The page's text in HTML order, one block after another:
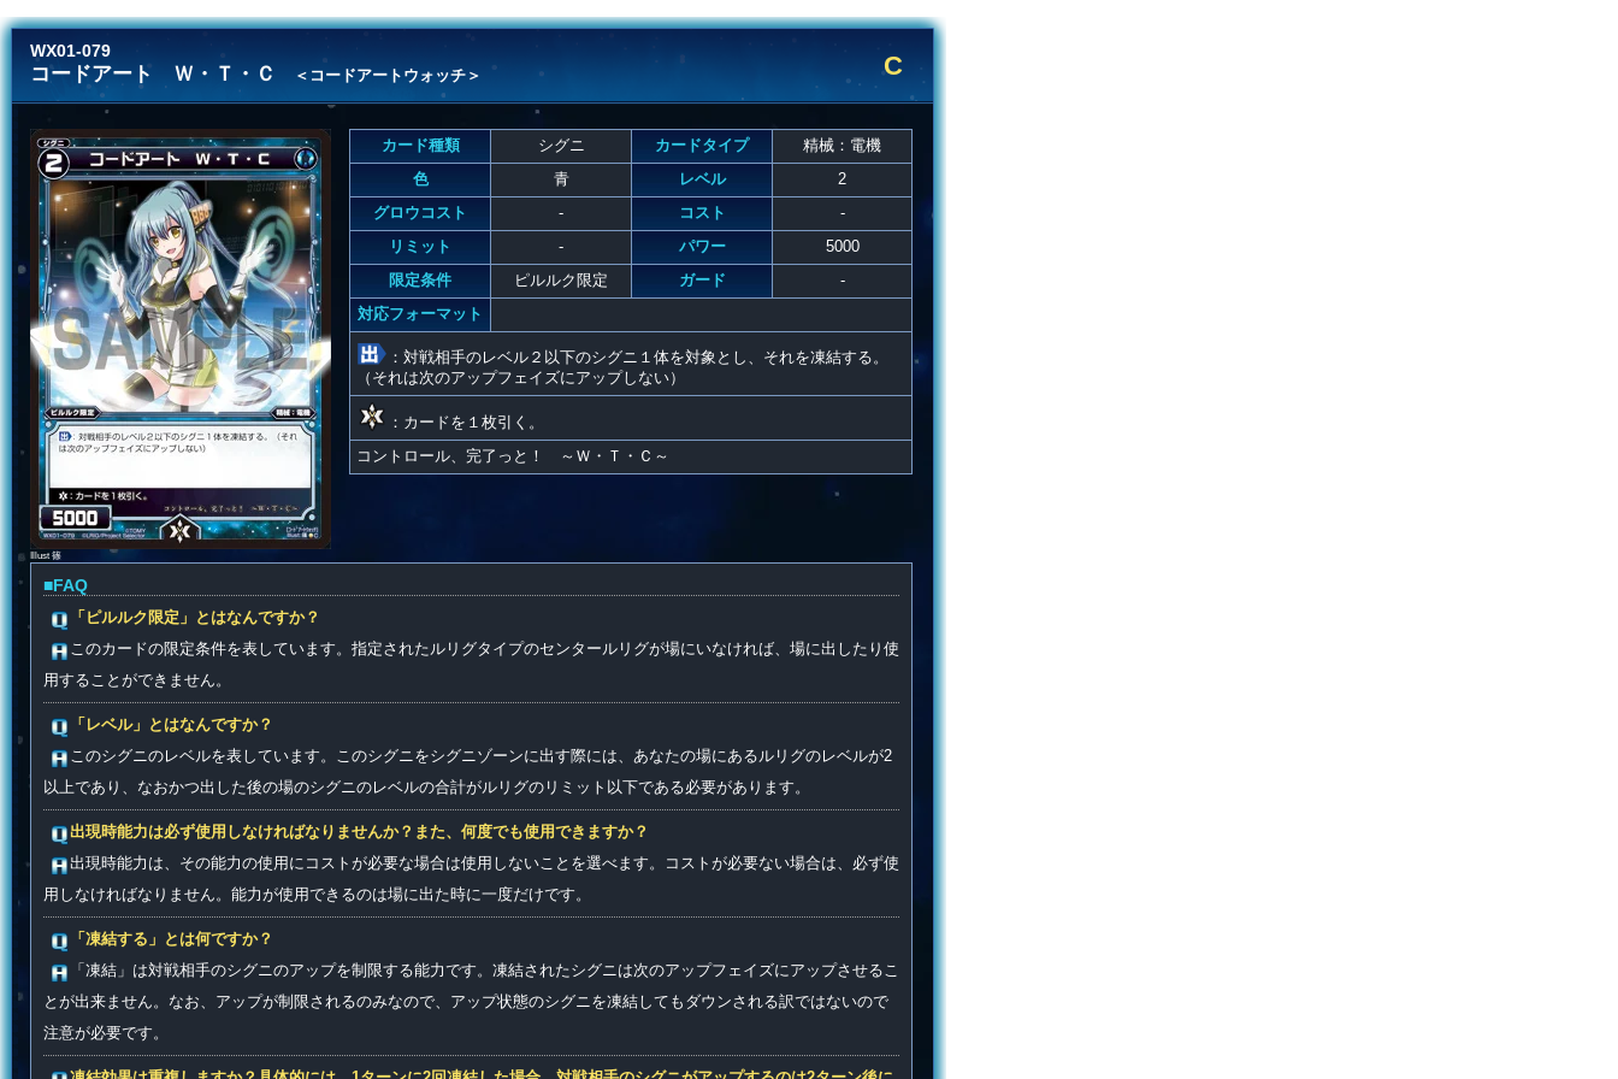
WX01-079
コードアート Ｗ・Ｔ・Ｃ ＜コードアートウォッチ＞ C
Illust 篠
カード種類 シグニ カードタイプ
精械：電機
色
青 レベル
2
グロウコスト
- コスト
-
リミット
- パワー
5000
限定条件
ピルルク限定 ガード
-
対応フォーマット
：対戦相手のレベル２以下のシグニ１体を対象とし、それを凍結する。
（それは次のアップフェイズにアップしない）
：カードを１枚引く。
コントロール、完了っと！ ～Ｗ・Ｔ・Ｃ～
■FAQ
「ピルルク限定」とはなんですか？
このカードの限定条件を表しています。指定されたルリグタイプのセンタールリグが場にいなければ、場に出したり使
用することができません。
「レベル」とはなんですか？
このシグニのレベルを表しています。このシグニをシグニゾーンに出す際には、あなたの場にあるルリグのレベルが2
以上であり、なおかつ出した後の場のシグニのレベルの合計がルリグのリミット以下である必要があります。
出現時能力は必ず使用しなければなりませんか？また、何度でも使用できますか？
出現時能力は、その能力の使用にコストが必要な場合は使用しないことを選べます。コストが必要ない場合は、必ず使
用しなければなりません。能力が使用できるのは場に出た時に一度だけです。
「凍結する」とは何ですか？
「凍結」は対戦相手のシグニのアップを制限する能力です。凍結されたシグニは次のアップフェイズにアップさせるこ
とが出来ません。なお、アップが制限されるのみなので、アップ状態のシグニを凍結してもダウンされる訳ではないので
注意が必要です。